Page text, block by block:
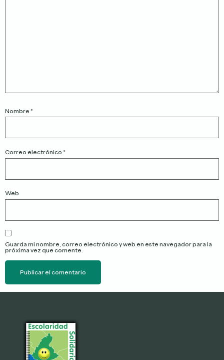
Nombre *
Correo electrónico *
Web
Guarda mi nombre, correo electrónico y web en este navegador para la
próxima vez que comente.